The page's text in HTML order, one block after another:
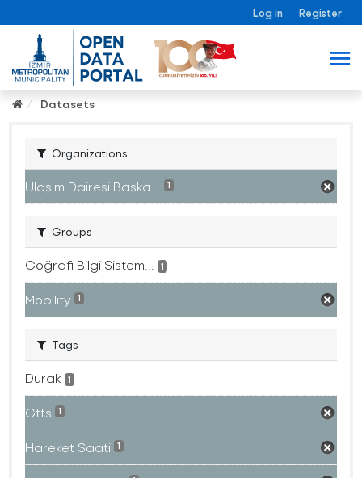
Log in Register
Datasets
Organizations
Ulaşım Dairesi Başka... 1
Groups
Coğrafi Bilgi Sistem... 1
Mobility 1
Tags
Durak 1
Gtfs 1
Hareket Saati 1